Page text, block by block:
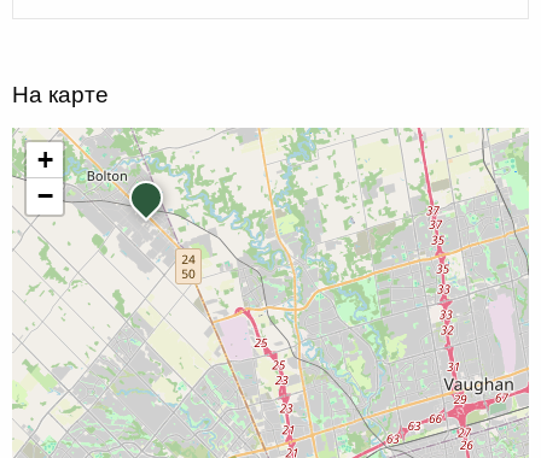
На карте
+
−